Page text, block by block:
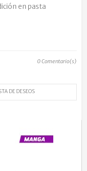
en pasta
0Comentario(s)
DE DESEOS